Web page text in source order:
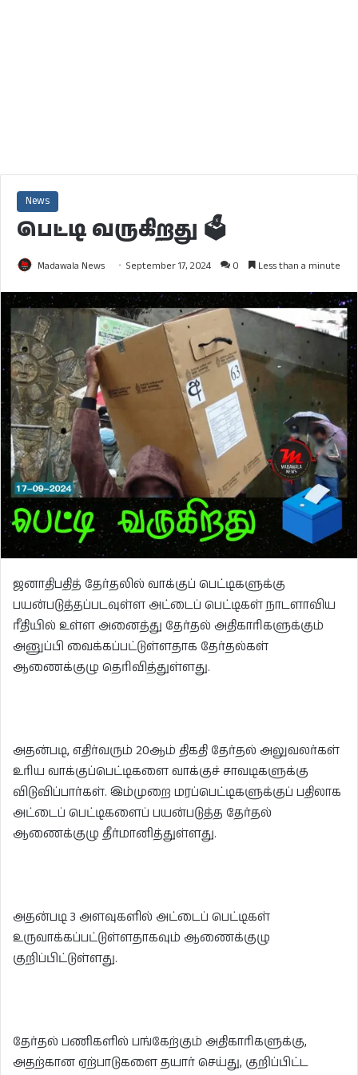
News
பெட்டி வருகிறது 🗳️
Madawala News September 17, 2024 0 Less than a minute
ஜனாதிபதித் தேர்தலில் வாக்குப் பெட்டிகளுக்கு
பயன்படுத்தப்படவுள்ள அட்டைப் பெட்டிகள் நாடளாவிய
ரீதியில் உள்ள அனைத்து தேர்தல் அதிகாரிகளுக்கும்
அனுப்பி வைக்கப்பட்டுள்ளதாக தேர்தல்கள்
ஆணைக்குழு தெரிவித்துள்ளது.
அதன்படி, எதிர்வரும் 20ஆம் திகதி தேர்தல் அலுவலர்கள்
உரிய வாக்குப்பெட்டிகளை வாக்குச் சாவடிகளுக்கு
விடுவிப்பார்கள். இம்முறை மரப்பெட்டிகளுக்குப் பதிலாக
அட்டைப் பெட்டிகளைப் பயன்படுத்த தேர்தல்
ஆணைக்குழு தீர்மானித்துள்ளது.
அதன்படி 3 அளவுகளில் அட்டைப் பெட்டிகள்
உருவாக்கப்பட்டுள்ளதாகவும் ஆணைக்குழு
குறிப்பிட்டுள்ளது.
தேர்தல் பணிகளில் பங்கேற்கும் அதிகாரிகளுக்கு,
அதற்கான ஏற்பாடுகளை தயார் செய்து, குறிப்பிட்ட